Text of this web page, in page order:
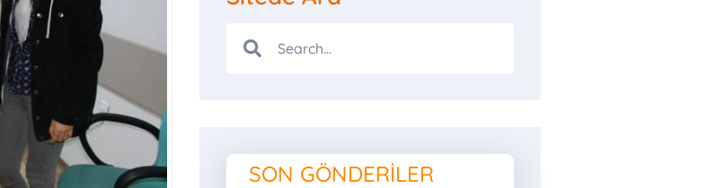
SON GÖNDERILER